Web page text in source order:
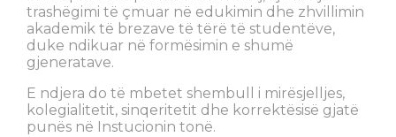
trashëgimi të çmuar në edukimin dhe zhvillimin
akademik të brezave të tërë të studentëve,
duke ndikuar në formësimin e shumë
gjeneratave.
E ndjera do të mbetet shembull i mirësjelljes,
kolegialitetit, sinqeritetit dhe korrektësisë gjatë
punës në Instucionin tonë.